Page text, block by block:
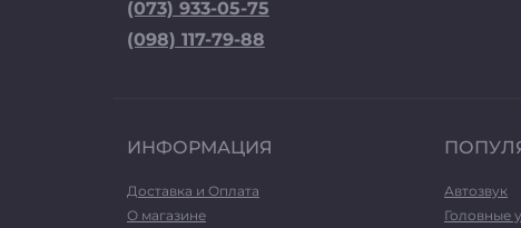
(073) 933-05-75
(098) 117-79-88
ИНФОРМАЦИЯ
Доставка и Оплата
О магазине
Автозвук
Головные